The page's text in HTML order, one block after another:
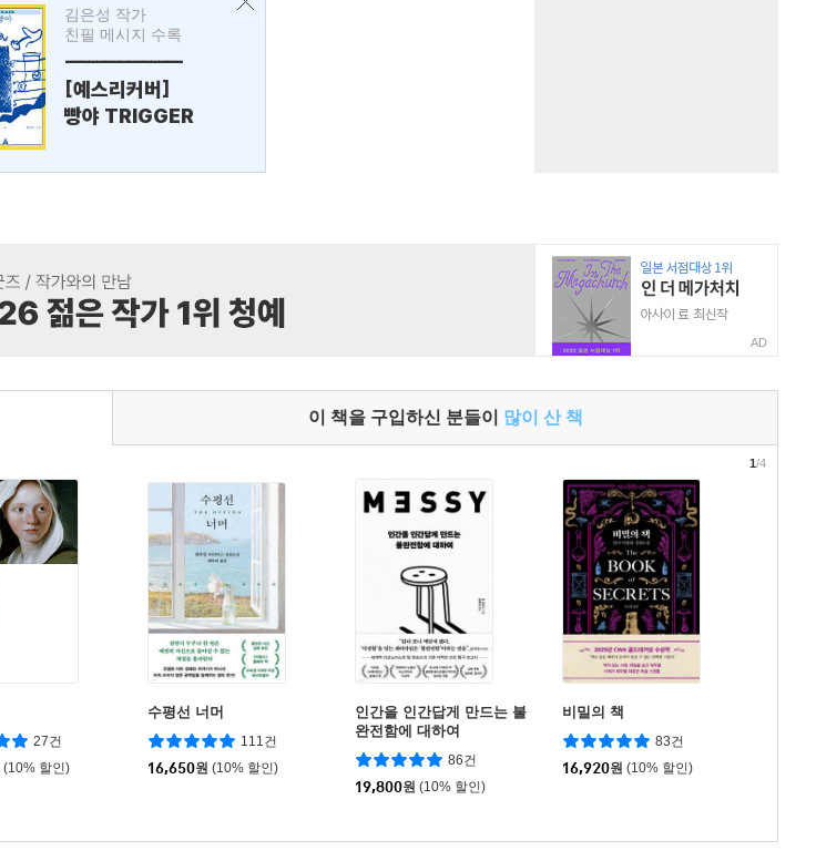
김은성 작가
친필 메시지 수록
---------------
[예스리커버]
빵야 TRIGGER
AD
이 책을 구입하신 분들이 많이 산 책
27건
(10% 할인)
수평선 너머
111건
16,650원 (10% 할인)
인간을 인간답게 만드는 불
완전함에 대하여
86건
19,800원 (10% 할인)
비밀의 책
83건
16,920원 (10% 할인)
1/4